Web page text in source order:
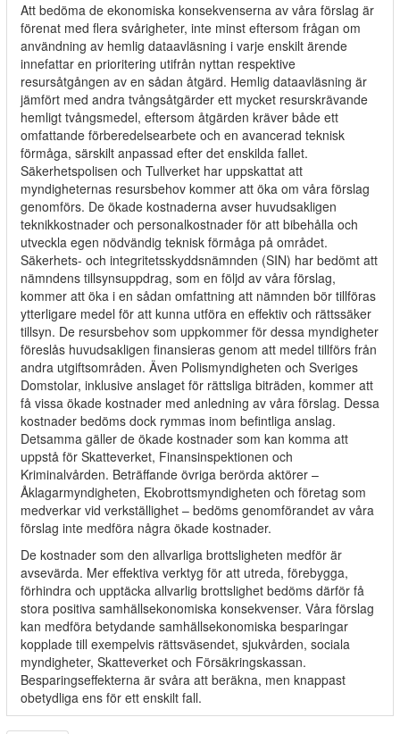
Att bedöma de ekonomiska konsekvenserna av våra förslag är
förenat med flera svårigheter, inte minst eftersom frågan om
användning av hemlig dataavläsning i varje enskilt ärende
innefattar en prioritering utifrån nyttan respektive
resursåtgången av en sådan åtgärd. Hemlig dataavläsning är
jämfört med andra tvångsåtgärder ett mycket resurskrävande
hemligt tvångsmedel, eftersom åtgärden kräver både ett
omfattande förberedelsearbete och en avancerad teknisk
förmåga, särskilt anpassad efter det enskilda fallet.
Säkerhetspolisen och Tullverket har uppskattat att
myndigheternas resursbehov kommer att öka om våra förslag
genomförs. De ökade kostnaderna avser huvudsakligen
teknikkostnader och personalkostnader för att bibehålla och
utveckla egen nödvändig teknisk förmåga på området.
Säkerhets- och integritetsskyddsnämnden (SIN) har bedömt att
nämndens tillsynsuppdrag, som en följd av våra förslag,
kommer att öka i en sådan omfattning att nämnden bör tillföras
ytterligare medel för att kunna utföra en effektiv och rättssäker
tillsyn. De resursbehov som uppkommer för dessa myndigheter
föreslås huvudsakligen finansieras genom att medel tillförs från
andra utgiftsområden. Även Polismyndigheten och Sveriges
Domstolar, inklusive anslaget för rättsliga biträden, kommer att
få vissa ökade kostnader med anledning av våra förslag. Dessa
kostnader bedöms dock rymmas inom befintliga anslag.
Detsamma gäller de ökade kostnader som kan komma att
uppstå för Skatteverket, Finansinspektionen och
Kriminalvården. Beträffande övriga berörda aktörer –
Åklagarmyndigheten, Ekobrottsmyndigheten och företag som
medverkar vid verkställighet – bedöms genomförandet av våra
förslag inte medföra några ökade kostnader.
De kostnader som den allvarliga brottsligheten medför är
avsevärda. Mer effektiva verktyg för att utreda, förebygga,
förhindra och upptäcka allvarlig brottslighet bedöms därför få
stora positiva samhällsekonomiska konsekvenser. Våra förslag
kan medföra betydande samhällsekonomiska besparingar
kopplade till exempelvis rättsväsendet, sjukvården, sociala
myndigheter, Skatteverket och Försäkringskassan.
Besparingseffekterna är svåra att beräkna, men knappast
obetydliga ens för ett enskilt fall.